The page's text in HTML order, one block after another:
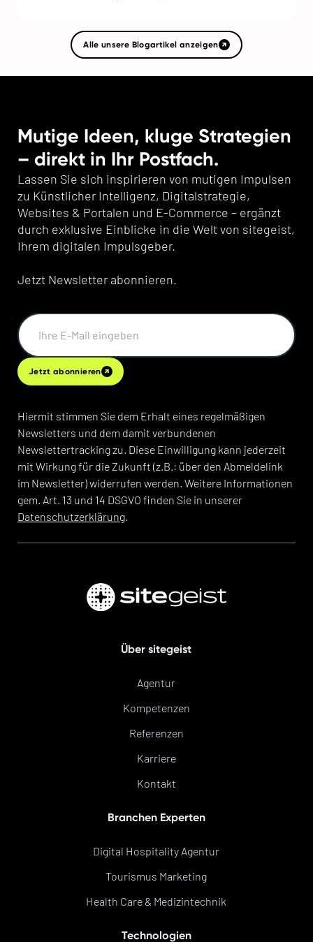
Alle unsere Blogartikel anzeigen
Mutige Ideen, kluge Strategien
– direkt in Ihr Postfach.
Lassen Sie sich inspirieren von mutigen Impulsen
zu Künstlicher Intelligenz, Digitalstrategie,
Websites & Portalen und E-Commerce – ergänzt
durch exklusive Einblicke in die Welt von sitegeist,
Ihrem digitalen Impulsgeber.
Jetzt Newsletter abonnieren.
Jetzt abonnieren
Hiermit stimmen Sie dem Erhalt eines regelmäßigen
Newsletters und dem damit verbundenen
Newslettertracking zu. Diese Einwilligung kann jederzeit
mit Wirkung für die Zukunft (z.B.: über den Abmeldelink
im Newsletter) widerrufen werden. Weitere Informationen
gem. Art. 13 und 14 DSGVO finden Sie in unserer
Datenschutzerklärung.
Über sitegeist
Agentur
Kompetenzen
Referenzen
Karriere
Kontakt
Branchen Experten
Digital Hospitality Agentur
Tourismus Marketing
Health Care & Medizintechnik
Technologien